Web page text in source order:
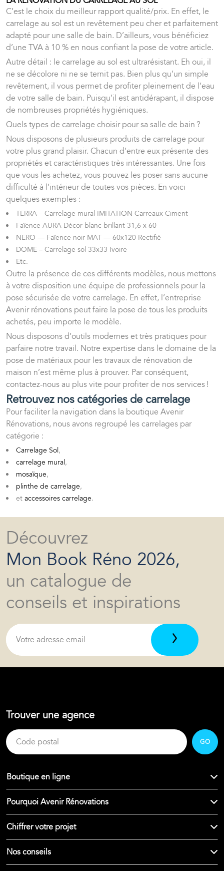
C’est le choix du meilleur rapport qualité/prix. En effet, le
carrelage au sol est un revêtement peu cher et parfaitement
adapté pour une salle de bain. D’ailleurs, vous bénéficiez
d’une TVA à 10 % en nous confiant la pose de votre article.
Autre détail : le carrelage au sol est ultrarésistant. Eh oui, il
ne se décolore ni ne se ternit pas. Bien plus qu’un simple
revêtement, il vous permet de profiter pleinement de l’eau
de votre salle de bain. Puisqu’il est antidérapant, il dispose
de nombreuses propriétés hygiéniques.
Quels types de carrelage choisir pour sa salle de bain ?
Nous disposons de plusieurs produits de carrelage pour
votre plus grand plaisir. Chacun d’entre eux présente des
propriétés et caractéristiques très intéressantes. Une fois
que vous les achetez, vous pouvez les poser sans aucune
difficulté à l’intérieur de toutes vos pièces. En voici
quelques exemples :
TERRA – Carrelage mural IMITATION Carreaux Ciment
Faïence AURA Décor blanc brillant 31,6 x 60
NERO — Faïence noir MAT — 60x120 Rectifié
DOME – Carrelage sol 33x33 Ivoire
Etc.
Outre la présence de ces différents modèles, nous mettons
à votre disposition une équipe de professionnels pour la
pose sécurisée de votre carrelage. En effet, l’entreprise
Avenir rénovations peut faire la pose de tous les produits
achetés, peu importe le modèle.
Nous disposons d’outils modernes et très pratiques pour
parfaire notre travail. Notre expertise dans le domaine de la
pose de matériaux pour les travaux de rénovation de
maison n’est même plus à prouver. Par conséquent,
contactez-nous au plus vite pour profiter de nos services !
Retrouvez nos catégories de carrelage
Pour faciliter la navigation dans la boutique Avenir
Rénovations, nous avons regroupé les carrelages par
catégorie :
Carrelage Sol,
carrelage mural,
mosaïque,
plinthe de carrelage,
et accessoires carrelage.
Découvrez
Mon Book Réno 2026,
un catalogue de
conseils et inspirations
Trouver une agence
GO
Boutique en ligne
Pourquoi Avenir Rénovations
Chiffrer votre projet
Nos conseils